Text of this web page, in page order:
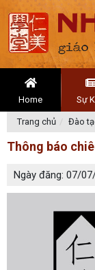
Home Sự
Trang chủ Đào
Thông báo
Ngày đăng: 07/